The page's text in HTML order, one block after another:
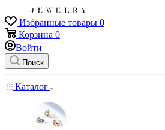
Избранные товары 0
Корзина 0
Войти
Поиск
Каталог